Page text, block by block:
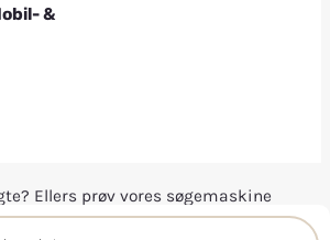
&
Ellers prøv vores søgemaskine